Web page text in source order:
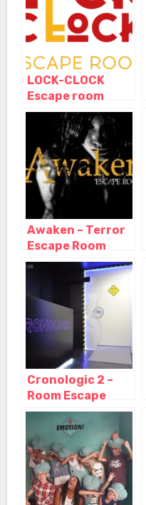
Cataluña
LOCK-CLOCK
Escape room
Barcelona,
Barcelona –
Cataluña
Awaken – Terror
Escape Room
Barcelona,
Barcelona –
Cronologic 2 –
Room Escape
Barcelona,
Barcelona –
Cataluña